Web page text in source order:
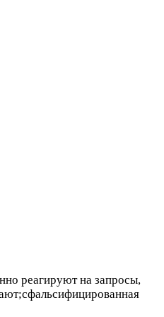
реагируют на запросы,